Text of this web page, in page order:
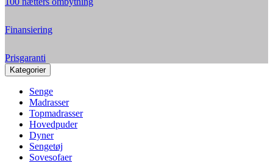
Finansiering
Prisgaranti
Kategorier
Senge
Madrasser
Topmadrasser
Hovedpuder
Dyner
Sengetøj
Sovesofaer